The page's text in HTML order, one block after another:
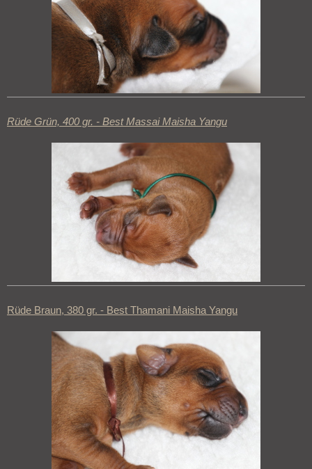
Rüde Grün, 400 gr. - Best Massai Maisha Yangu
Rüde Braun, 380 gr. - Best Thamani Maisha Yangu